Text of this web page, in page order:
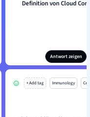
Definition von Cloud
Antwort zeigen
+ Add tag Immunology